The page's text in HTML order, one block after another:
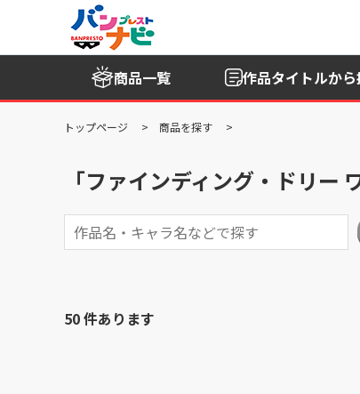
商品一覧 作品タイトルか
トップページ 商品を探す
「ファインディング・ドリ
50 件あります